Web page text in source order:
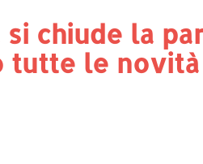
si chiude la
tutte le